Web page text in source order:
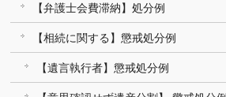
【弁護士会費滞納】処分例
【相続に関する】懲戒処分例
【遺言執行者】懲戒処分例